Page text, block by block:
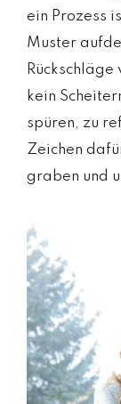
ein Prozess
Muster
kein
spüren, zu
Zeichen
graben und